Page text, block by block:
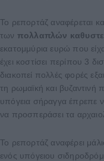
Το ρεπορτάζ αναφέρεται
των πολλαπλών
εκατομμύρια ευρώ που
έχει κοστίσει περίπου 3
διακοπεί πολλές φορές
τη ρωμαϊκή και
υπόγεια σήραγγα έπρεπε
να προσπεράσει τα
Το ρεπορτάζ αναφέρει
ενός υπόγειου